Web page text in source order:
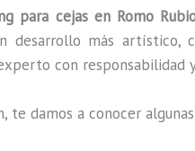
para cejas en Romo
desarrollo más artístico,
con
te damos a conocer